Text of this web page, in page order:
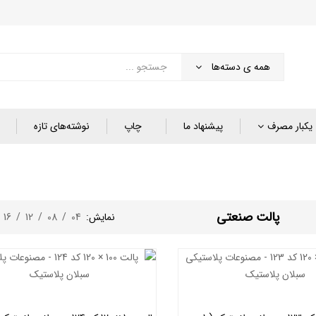
همه ی دسته‌ها
مصرف پیشنهاد ما چاپ نوشته‌های تازه
پالت صنعتی نمایش: 04
/
08
/
12
/
16